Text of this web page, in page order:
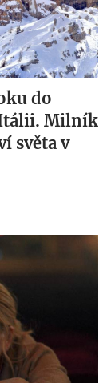
do
Milník
světa v